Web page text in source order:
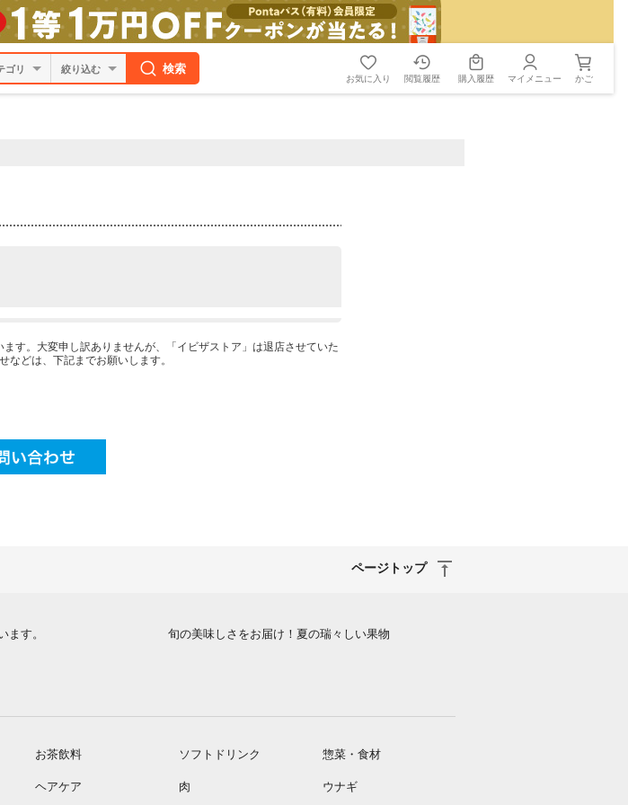
絞り込む 検索
お気に入り 閲覧履歴 購入履歴 マイメニュー かご
す。大変申し訳ありませんが、「イビザストア」は退店させていた
どは、下記までお願いします。
ページトップ
ます。 旬の美味しさをお届け！夏の瑞々しい果物
お茶飲料 ソフトドリンク 惣菜・食材
ヘアケア 肉 ウナギ